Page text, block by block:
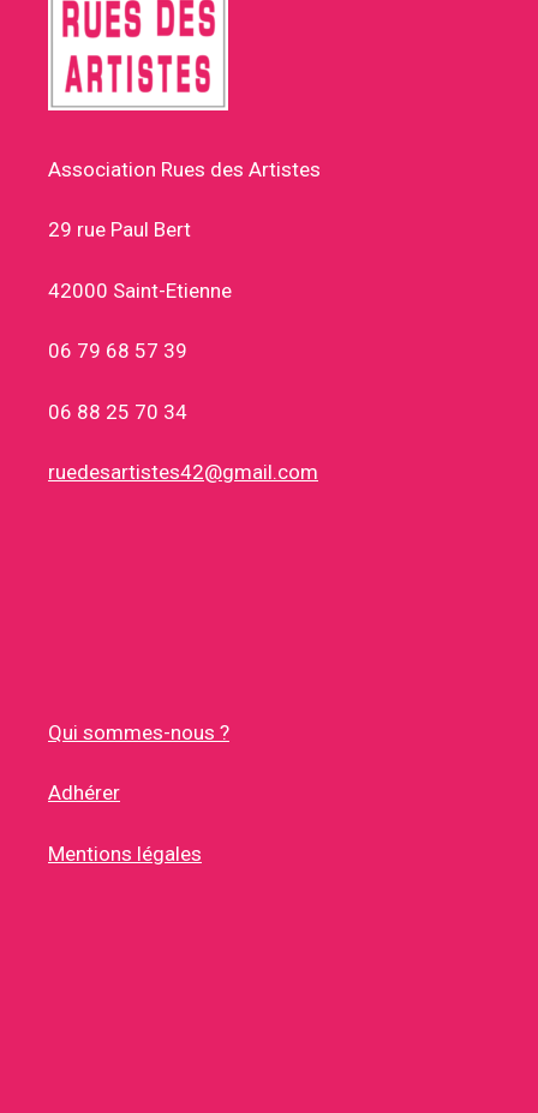
Association Rues des Artistes
29 rue Paul Bert
42000 Saint-Etienne
06 79 68 57 39
06 88 25 70 34
ruedesartistes42@gmail.com
Qui sommes-nous ?
Adhérer
Mentions légales